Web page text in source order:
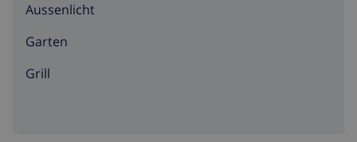
Aussenlicht
Garten
Grill